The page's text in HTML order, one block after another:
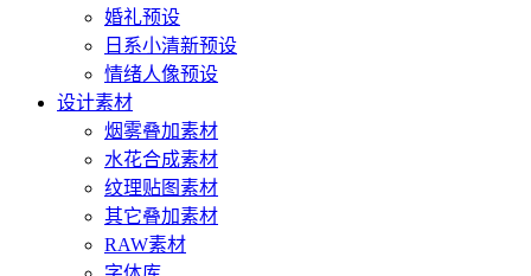
婚礼预设
日系小清新预设
情绪人像预设
设计素材
烟雾叠加素材
水花合成素材
纹理贴图素材
其它叠加素材
RAW素材